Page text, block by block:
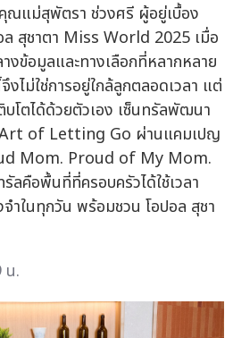
ณแม่สุพัตรา ช่วงศรี ผู้อยู่เบื้อง
ล สุชาตา Miss World 2025 เมื่อ
งข้อมูลและทางเลือกที่หลากหลาย
ไม่ใช่การอยู่ใกล้ลูกตลอดเวลา แต่
บโตได้ด้วยตัวเอง เซ็นทรัลพัฒนา
of Letting Go ผ่านแคมเปญ
Mom. Proud of My Mom.
ลคือพื้นที่ที่ครอบครัวได้ใช้เวลา
ำในทุกวัน พร้อมชวน โอปอล สุชา
น.